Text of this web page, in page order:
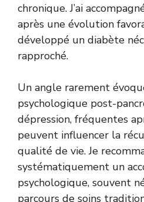
chronique. J’ai
après une évolution
développé un diabète
rapproché.
Un angle rarement
psychologique post-
dépression, fréquentes
peuvent influencer la
qualité de vie. Je
systématiquement un
psychologique, souvent
parcours de soins